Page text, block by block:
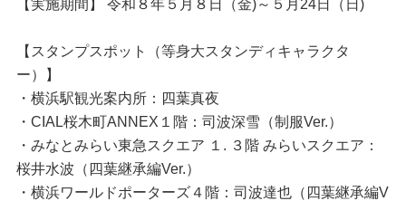
【実施期間】 令和８年５月８日（金)～５月24日（日)
【スタンプスポット（等身大スタンディキャラクタ
ー）】
・横浜駅観光案内所：四葉真夜
・CIAL桜木町ANNEX１階：司波深雪（制服Ver.）
・みなとみらい東急スクエア １. ３階 みらいスクエア：
桜井水波（四葉継承編Ver.）
・横浜ワールドポーターズ４階：司波達也（四葉継承編V